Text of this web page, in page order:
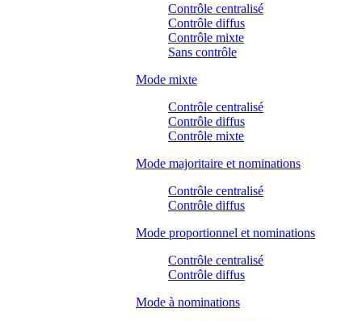
Contrôle centralisé
Contrôle diffus
Contrôle mixte
Sans contrôle
Mode mixte
Contrôle centralisé
Contrôle diffus
Contrôle mixte
Mode majoritaire et nominations
Contrôle centralisé
Contrôle diffus
Mode proportionnel et nominations
Contrôle centralisé
Contrôle diffus
Mode à nominations